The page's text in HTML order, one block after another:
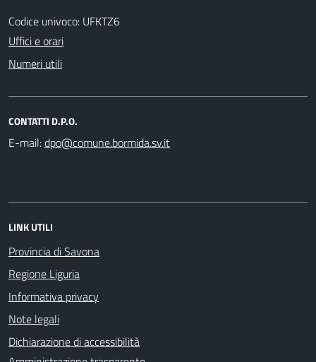
Codice univoco: UFKTZ6
Uffici e orari
Numeri utili
CONTATTI D.P.O.
E-mail:
LINK UTILI
Provincia di Savona
Regione Liguria
Informativa privacy
Note legali
Dichiarazione di accessibilità